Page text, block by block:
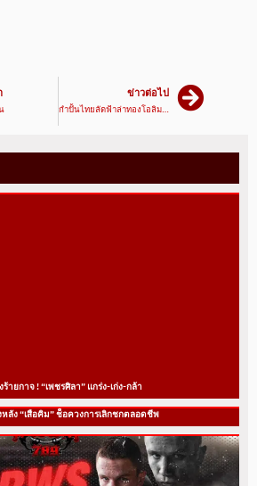
ข่าวต่อไป
กำปั้นไทยลัดฟ้าล่าทองโอลิมปิค
ายกาจ ! “เพชรศิลา” แกร่ง-เก่ง-กล้า
หลัง “เสือคิม” ช็อควงการเลิกชกตลอดชีพ